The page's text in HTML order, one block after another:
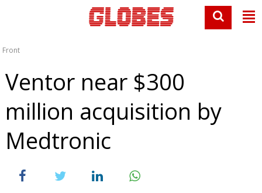
Front
Ventor near $300
million acquisition by
Medtronic